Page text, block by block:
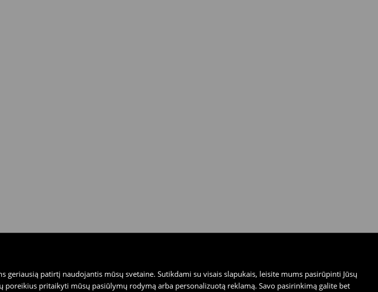
geriausią patirtį naudojantis mūsų svetaine. Sutikdami su visais slapukais, leisite mums pasirūpinti Jūsų
poreikius pritaikyti mūsų pasiūlymų rodymą arba personalizuotą reklamą. Savo pasirinkimą galite bet